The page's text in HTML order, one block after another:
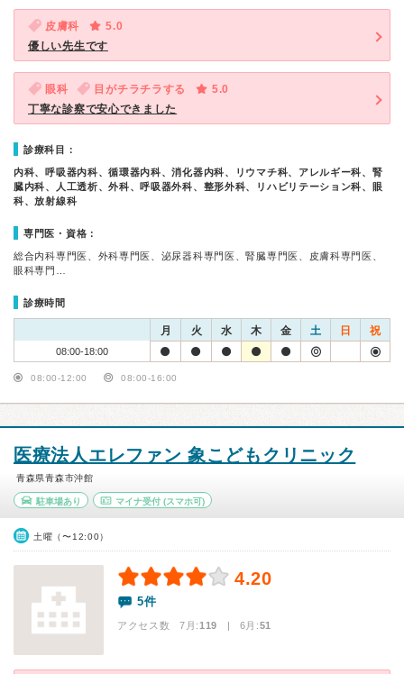
皮膚科
5.0
優しい先生です
眼科 目がチラチラする
5.0
丁寧な診察で安心できました
診療科目：
内科、呼吸器内科、循環器内科、消化器内科、リウマチ科、アレルギー科、腎
臓内科、人工透析、外科、呼吸器外科、整形外科、リハビリテーション科、眼
科、放射線科
専門医・資格：
総合内科専門医、外科専門医、泌尿器科専門医、腎臓専門医、皮膚科専門医、
眼科専門…
診療時間
月 火 水 木 金 土 日 祝
08:00-18:00
08:00-12:00 08:00-16:00
医療法人エレファン 象こどもクリニック
青森県青森市沖館
駐車場あり マイナ受付(スマホ可)
土曜（〜12:00）
4.20
5件
アクセス数 7月:119 | 6月:51